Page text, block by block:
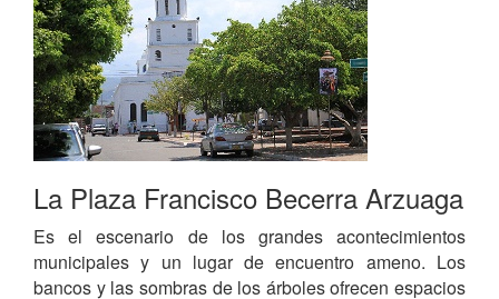
La Plaza Francisco Becerra Arzuaga
Es el escenario de los grandes acontecimientos
municipales y un lugar de encuentro ameno. Los
bancos y las sombras de los árboles ofrecen espacios